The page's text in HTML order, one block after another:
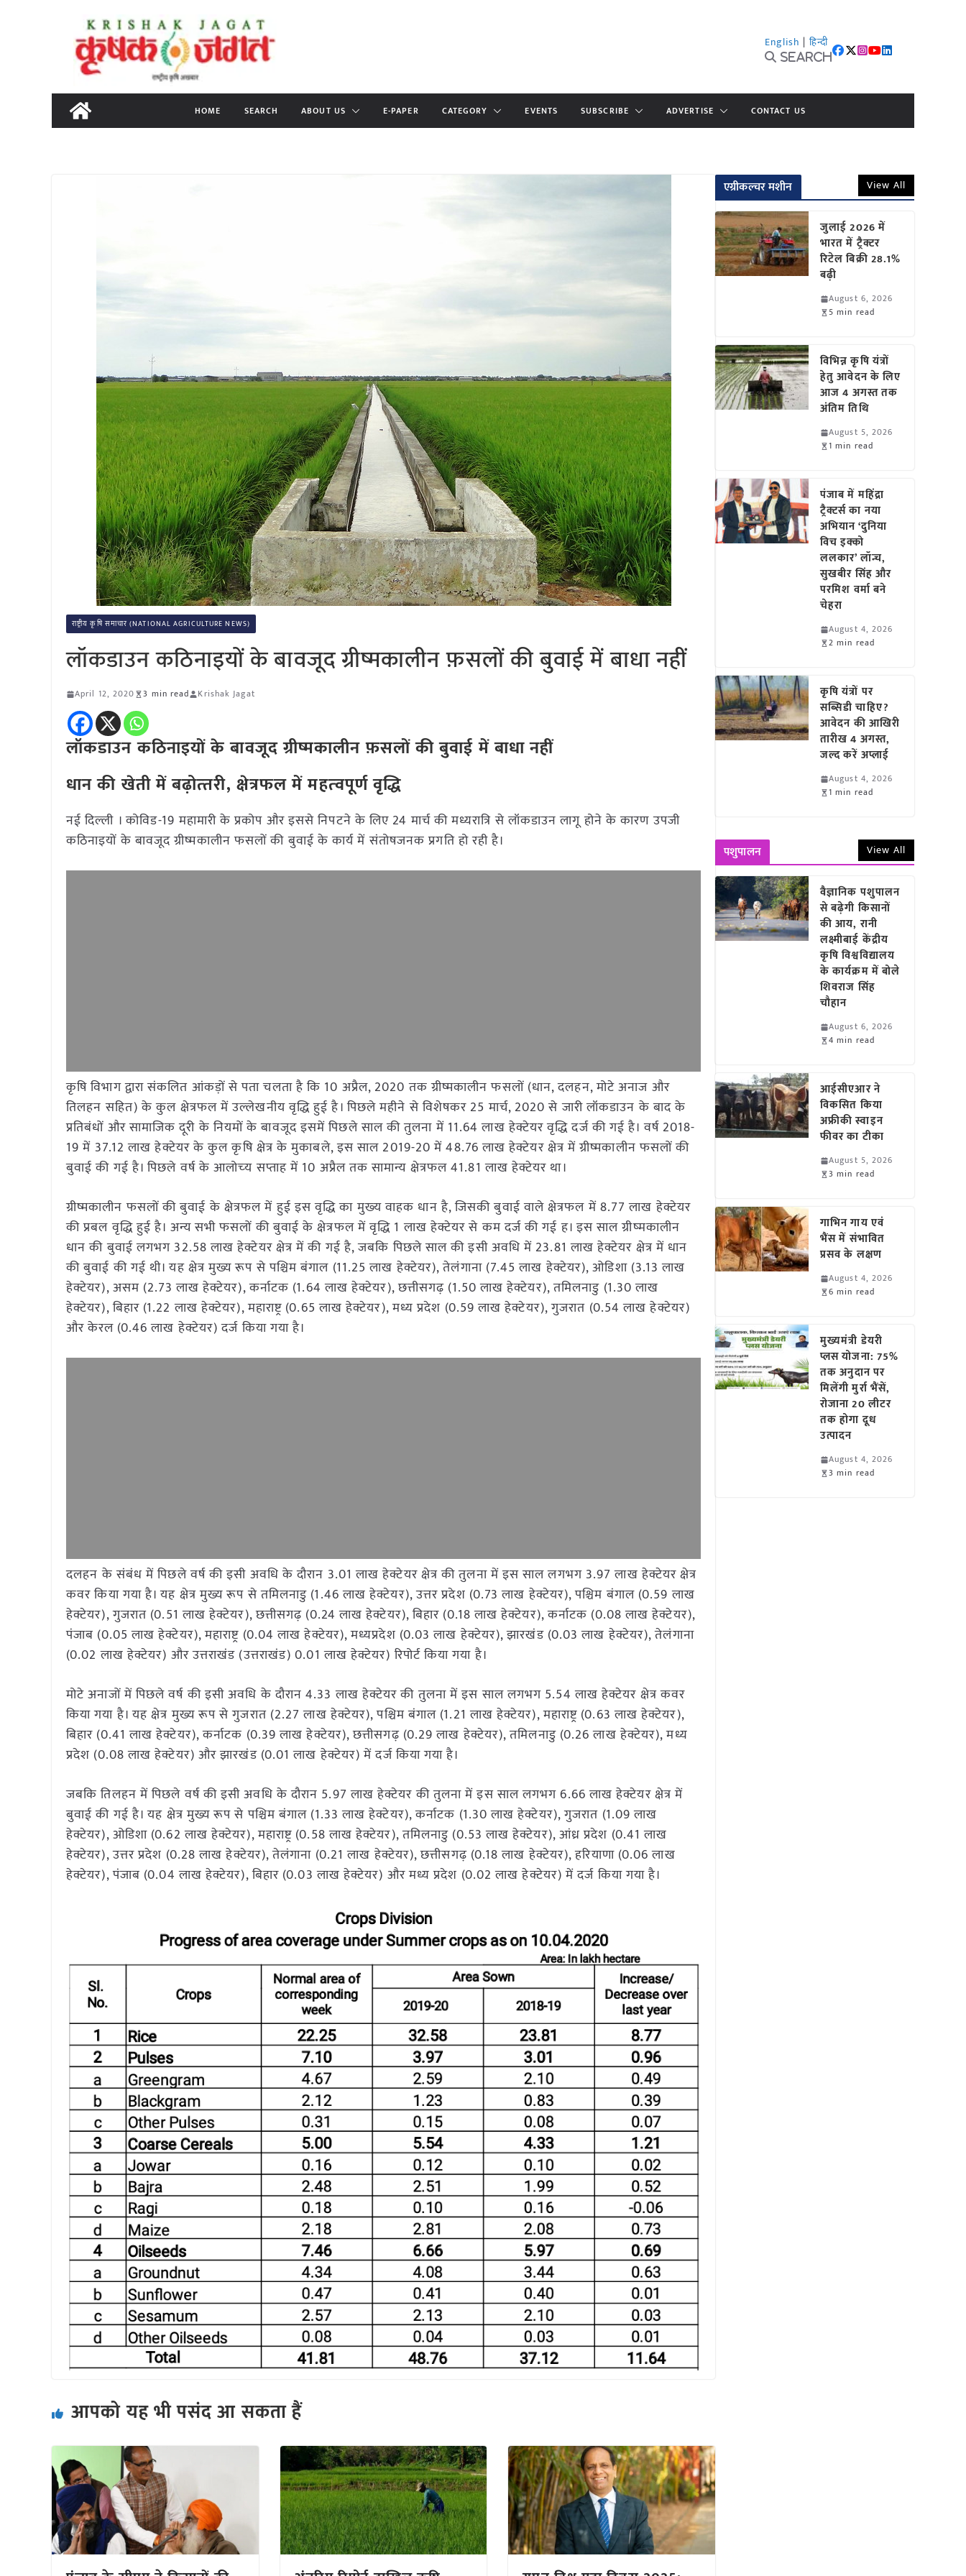
content
English | हिन्दी
Search
HOME SEARCH ABOUT US E-PAPER CATEGORY EVENTS SUBSCRIBE ADVERTISE CONTACT US
राष्ट्रीय कृषि समाचार (NATIONAL AGRICULTURE NEWS)
लॉकडाउन कठिनाइयों के बावजूद ग्रीष्मकालीन फ़सलों की बुवाई में बाधा नहीं
April 12, 2020 3 min read Krishak Jagat
लॉकडाउन कठिनाइयों के बावजूद ग्रीष्मकालीन फ़सलों की बुवाई में बाधा नहीं
धान की खेती में बढ़ोत्‍तरी, क्षेत्रफल में महत्‍वपूर्ण वृद्धि
नई दिल्ली । कोविड-19 महामारी के प्रकोप और इससे निपटने के लिए 24 मार्च की मध्यरात्रि से लॉकडाउन लागू होने के कारण उपजी
कठिनाइयों के बावजूद ग्रीष्मकालीन फसलों की बुवाई के कार्य में संतोषजनक प्रगति हो रही है।
कृषि विभाग द्वारा संकलित आंकड़ों से पता चलता है कि 10 अप्रैल, 2020 तक ग्रीष्मकालीन फसलों (धान, दलहन, मोटे अनाज और
तिलहन सहित) के कुल क्षेत्रफल में उल्लेखनीय वृद्धि हुई है। पिछले महीने से विशेषकर 25 मार्च, 2020 से जारी लॉकडाउन के बाद के
प्रतिबंधों और सामाजिक दूरी के नियमों के बावजूद इसमें पिछले साल की तुलना में 11.64 लाख हेक्टेयर वृद्धि दर्ज की गई है। वर्ष 2018-
19 में 37.12 लाख हेक्टेयर के कुल कृषि क्षेत्र के मुकाबले, इस साल 2019-20 में 48.76 लाख हेक्टेयर क्षेत्र में ग्रीष्मकालीन फसलों की
बुवाई की गई है। पिछले वर्ष के आलोच्‍य सप्ताह में 10 अप्रैल तक सामान्य क्षेत्रफल 41.81 लाख हेक्टेयर था।
ग्रीष्मकालीन फसलों की बुवाई के क्षेत्रफल में हुई इस वृद्धि का मुख्‍य वाहक धान है, जिसकी बुवाई वाले क्षेत्रफल में 8.77 लाख हेक्टेयर
की प्रबल वृद्धि हुई है। अन्य सभी फसलों की बुवाई के क्षेत्रफल में वृद्धि 1 लाख हेक्टेयर से कम दर्ज की गई ह। इस साल ग्रीष्‍मकालीन
धान की बुवाई लगभग 32.58 लाख हेक्टेयर क्षेत्र में की गई है, जबकि पिछले साल की इसी अवधि में 23.81 लाख हेक्टेयर क्षेत्र में धान
की बुवाई की गई थी। यह क्षेत्र मुख्य रूप से पश्चिम बंगाल (11.25 लाख हेक्टेयर), तेलंगाना (7.45 लाख हेक्टेयर), ओडिशा (3.13 लाख
हेक्टेयर), असम (2.73 लाख हेक्टेयर), कर्नाटक (1.64 लाख हेक्टेयर), छत्तीसगढ़ (1.50 लाख हेक्टेयर), तमिलनाडु (1.30 लाख
हेक्टेयर), बिहार (1.22 लाख हेक्टेयर), महाराष्ट्र (0.65 लाख हेक्टेयर), मध्य प्रदेश (0.59 लाख हेक्टेयर), गुजरात (0.54 लाख हेक्टेयर)
और केरल (0.46 लाख हेक्टेयर) दर्ज किया गया है।
दलहन के संबंध में पिछले वर्ष की इसी अवधि के दौरान 3.01 लाख हेक्टेयर क्षेत्र की तुलना में इस साल लगभग 3.97 लाख हेक्टेयर क्षेत्र
कवर किया गया है। यह क्षेत्र मुख्य रूप से तमिलनाडु (1.46 लाख हेक्टेयर), उत्तर प्रदेश (0.73 लाख हेक्टेयर), पश्चिम बंगाल (0.59 लाख
हेक्टेयर), गुजरात (0.51 लाख हेक्टेयर), छत्तीसगढ़ (0.24 लाख हेक्टेयर), बिहार (0.18 लाख हेक्टेयर), कर्नाटक (0.08 लाख हेक्टेयर),
पंजाब (0.05 लाख हेक्टेयर), महाराष्ट्र (0.04 लाख हेक्टेयर), मध्यप्रदेश (0.03 लाख हेक्टेयर), झारखंड (0.03 लाख हेक्टेयर), तेलंगाना
(0.02 लाख हेक्टेयर) और उत्तराखंड (उत्तराखंड) 0.01 लाख हेक्टेयर) रिपोर्ट किया गया है।
मोटे अनाजों में पिछले वर्ष की इसी अवधि के दौरान 4.33 लाख हेक्टेयर की तुलना में इस साल लगभग 5.54 लाख हेक्टेयर क्षेत्र कवर
किया गया है। यह क्षेत्र मुख्य रूप से गुजरात (2.27 लाख हेक्टेयर), पश्चिम बंगाल (1.21 लाख हेक्टेयर), महाराष्ट्र (0.63 लाख हेक्टेयर),
बिहार (0.41 लाख हेक्टेयर), कर्नाटक (0.39 लाख हेक्टेयर), छत्तीसगढ़ (0.29 लाख हेक्टेयर), तमिलनाडु (0.26 लाख हेक्टेयर), मध्य
प्रदेश (0.08 लाख हेक्टेयर) और झारखंड (0.01 लाख हेक्टेयर) में दर्ज किया गया है।
जबकि तिलहन में पिछले वर्ष की इसी अवधि के दौरान 5.97 लाख हेक्टेयर की तुलना में इस साल लगभग 6.66 लाख हेक्टेयर क्षेत्र में
बुवाई की गई है। यह क्षेत्र मुख्य रूप से पश्चिम बंगाल (1.33 लाख हेक्टेयर), कर्नाटक (1.30 लाख हेक्टेयर), गुजरात (1.09 लाख
हेक्टेयर), ओडिशा (0.62 लाख हेक्टेयर), महाराष्ट्र (0.58 लाख हेक्टेयर), तमिलनाडु (0.53 लाख हेक्टेयर), आंध्र प्रदेश (0.41 लाख
हेक्टेयर), उत्तर प्रदेश (0.28 लाख हेक्टेयर), तेलंगाना (0.21 लाख हेक्टेयर), छत्तीसगढ़ (0.18 लाख हेक्टेयर), हरियाणा (0.06 लाख
हेक्टेयर), पंजाब (0.04 लाख हेक्टेयर), बिहार (0.03 लाख हेक्टेयर) और मध्य प्रदेश (0.02 लाख हेक्टेयर) में दर्ज किया गया है।
आपको यह भी पसंद आ सकता हैं
एग्रीकल्चर मशीन View All
जुलाई 2026 में
भारत में ट्रैक्टर
रिटेल बिक्री 28.1%
बढ़ी
August 6, 2026
5 min read
विभिन्न कृषि यंत्रों
हेतु आवेदन के लिए
आज 4 अगस्त तक
अंतिम तिथि
August 5, 2026
1 min read
पंजाब में महिंद्रा
ट्रैक्टर्स का नया
अभियान ‘दुनिया
विच इक्को
ललकार’ लॉन्च,
सुखबीर सिंह और
परमिश वर्मा बने
चेहरा
August 4, 2026
2 min read
कृषि यंत्रों पर
सब्सिडी चाहिए?
आवेदन की आखिरी
तारीख 4 अगस्त,
जल्द करें अप्लाई
August 4, 2026
1 min read
पशुपालन View All
वैज्ञानिक पशुपालन
से बढ़ेगी किसानों
की आय, रानी
लक्ष्मीबाई केंद्रीय
कृषि विश्वविद्यालय
के कार्यक्रम में बोले
शिवराज सिंह
चौहान
August 6, 2026
4 min read
आईसीएआर ने
विकसित किया
अफ्रीकी स्वाइन
फीवर का टीका
August 5, 2026
3 min read
गाभिन गाय एवं
भैंस में संभावित
प्रसव के लक्षण
August 4, 2026
6 min read
मुख्यमंत्री डेयरी
प्लस योजना: 75%
तक अनुदान पर
मिलेंगी मुर्रा भैंसें,
रोजाना 20 लीटर
तक होगा दूध
उत्पादन
August 4, 2026
3 min read